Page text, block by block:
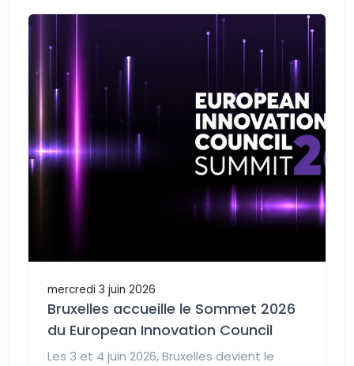
mercredi 3 juin 2026
Bruxelles accueille le Sommet 2026
du European Innovation Council
Les 3 et 4 juin 2026, Bruxelles devient le